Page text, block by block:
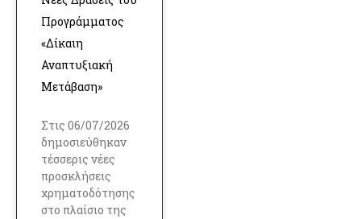
Προγράμματος
«Δίκαιη
Αναπτυξιακή
Μετάβαση»
Στις 06/07/2026
δημοσιεύθηκαν
τέσσερις νέες
προσκλήσεις
χρηματοδότησης
στο πλαίσιο της